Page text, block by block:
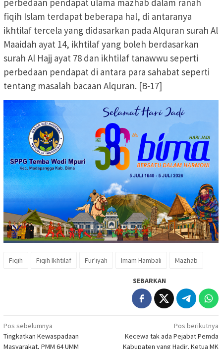
fiqih Islam terdapat beberapa hal, di antaranya
ikhtilaf tercela yang didasarkan pada Alquran surah Al
Maaidah ayat 14, ikhtilaf yang boleh berdasarkan
surah Al Hajj ayat 78 dan ikhtilaf tanawwu seperti
perbedaan pendapat di antara para sahabat seperti
tentang masalah bacaan Alquran. [B-17]
Fiqih Fiqih Ikhtilaf Fur'iyah Imam Hambali Mazhab
SEBARKAN
Navigasi
pos
Pos sebelumnya
Tingkatkan Kewaspadaan
Masyarakat, PMM 64 UMM
Pos berikutnya
Kecewa tak ada Pejabat Pemda
Kabupaten yang Hadir, Ketua MK